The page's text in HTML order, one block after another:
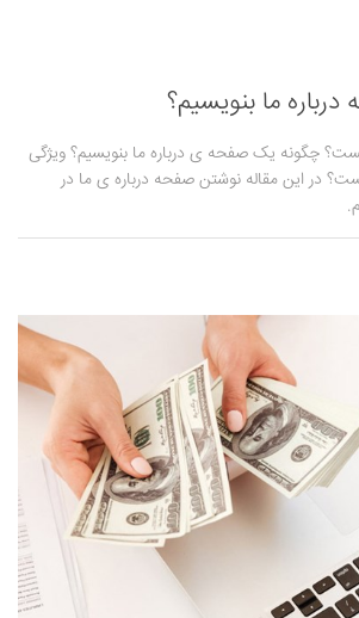
ما بنویسیم؟
چگونه یک صفحه ی درباره ما بنویسیم؟ ویژگی
در این مقاله نوشتن صفحه درباره ی ما در